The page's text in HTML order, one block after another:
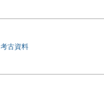
考古資料